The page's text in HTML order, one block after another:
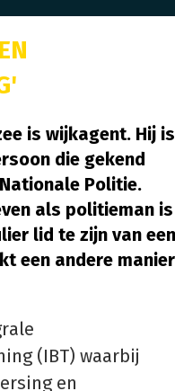
is wijkagent. Hij is
die gekend
Politie.
als politieman is
lid te zijn van een
een andere manier
(IBT) waarbij
en